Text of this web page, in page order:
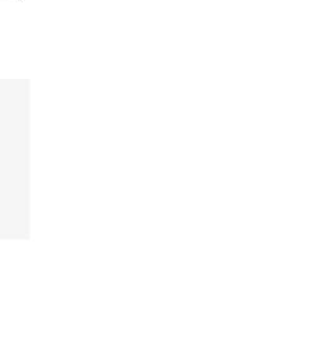
се излъчва под ъгъл 36° и се
рефлектор с
на светлината на
пластмасов капак.
на 15° - Висока степен на